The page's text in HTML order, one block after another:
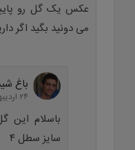
عکس یک گل رو
می دونید بگید اگر
باغ
۲۴ اردیبهشت ۱۴۰۰ در ۱۷:۴۸
سایز سطل ۴